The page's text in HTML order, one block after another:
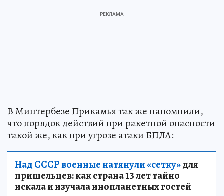
В Минтербезе Прикамья так же напомнили,
что порядок действий при ракетной опасности
такой же, как при угрозе атаки БПЛА:
Над СССР военные натянули «сетку»для
пришельцев: как страна 13 лет тайно
искала и изучала инопланетных гостей